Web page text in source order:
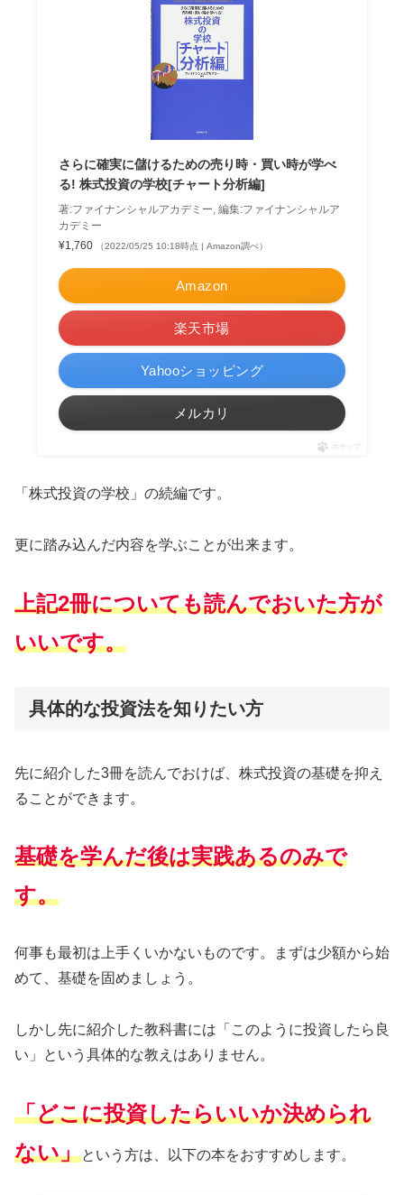
さらに確実に儲けるための売り時・買い時が学べ
る! 株式投資の学校[チャート分析編]
著:ファイナンシャルアカデミー, 編集:ファイナンシャルア
カデミー
¥1,760
（2022/05/25 10:18時点 | Amazon調べ）
Amazon
楽天市場
Yahooショッピング
メルカリ
ポチップ
「株式投資の学校」の続編です。
更に踏み込んだ内容を学ぶことが出来ます。
上記2冊についても読んでおいた方が
いいです。
具体的な投資法を知りたい方
先に紹介した3冊を読んでおけば、株式投資の基礎を抑え
ることができます。
基礎を学んだ後は実践あるのみで
す。
何事も最初は上手くいかないものです。まずは少額から始
めて、基礎を固めましょう。
しかし先に紹介した教科書には「このように投資したら良
い」という具体的な教えはありません。
「どこに投資したらいいか決められ
ない」という方は、以下の本をおすすめします。